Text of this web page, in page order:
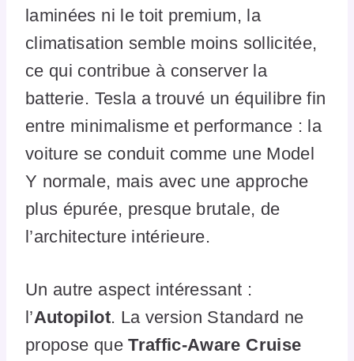
laminées ni le toit premium, la
climatisation semble moins sollicitée,
ce qui contribue à conserver la
batterie. Tesla a trouvé un équilibre fin
entre minimalisme et performance : la
voiture se conduit comme une Model
Y normale, mais avec une approche
plus épurée, presque brutale, de
l’architecture intérieure.
Un autre aspect intéressant :
l’Autopilot. La version Standard ne
propose queTraffic-Aware Cruise